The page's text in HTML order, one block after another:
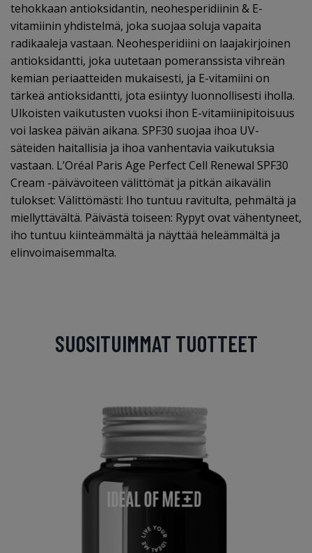
tehokkaan antioksidantin, neohesperidiinin & E-
vitamiinin yhdistelmä, joka suojaa soluja vapaita
radikaaleja vastaan. Neohesperidiini on laajakirjoinen
antioksidantti, joka uutetaan pomeranssista vihreän
kemian periaatteiden mukaisesti, ja E-vitamiini on
tärkeä antioksidantti, jota esiintyy luonnollisesti iholla.
Ulkoisten vaikutusten vuoksi ihon E-vitamiinipitoisuus
voi laskea päivän aikana. SPF30 suojaa ihoa UV-
säteiden haitallisia ja ihoa vanhentavia vaikutuksia
vastaan. L’Oréal Paris Age Perfect Cell Renewal SPF30
Cream -päivävoiteen välittömät ja pitkän aikavälin
tulokset: Välittömästi: Iho tuntuu ravitulta, pehmältä ja
miellyttävältä. Päivästä toiseen: Rypyt ovat vähentyneet,
iho tuntuu kiinteämmältä ja näyttää heleämmältä ja
elinvoimaisemmalta.
SUOSITUIMMAT TUOTTEET